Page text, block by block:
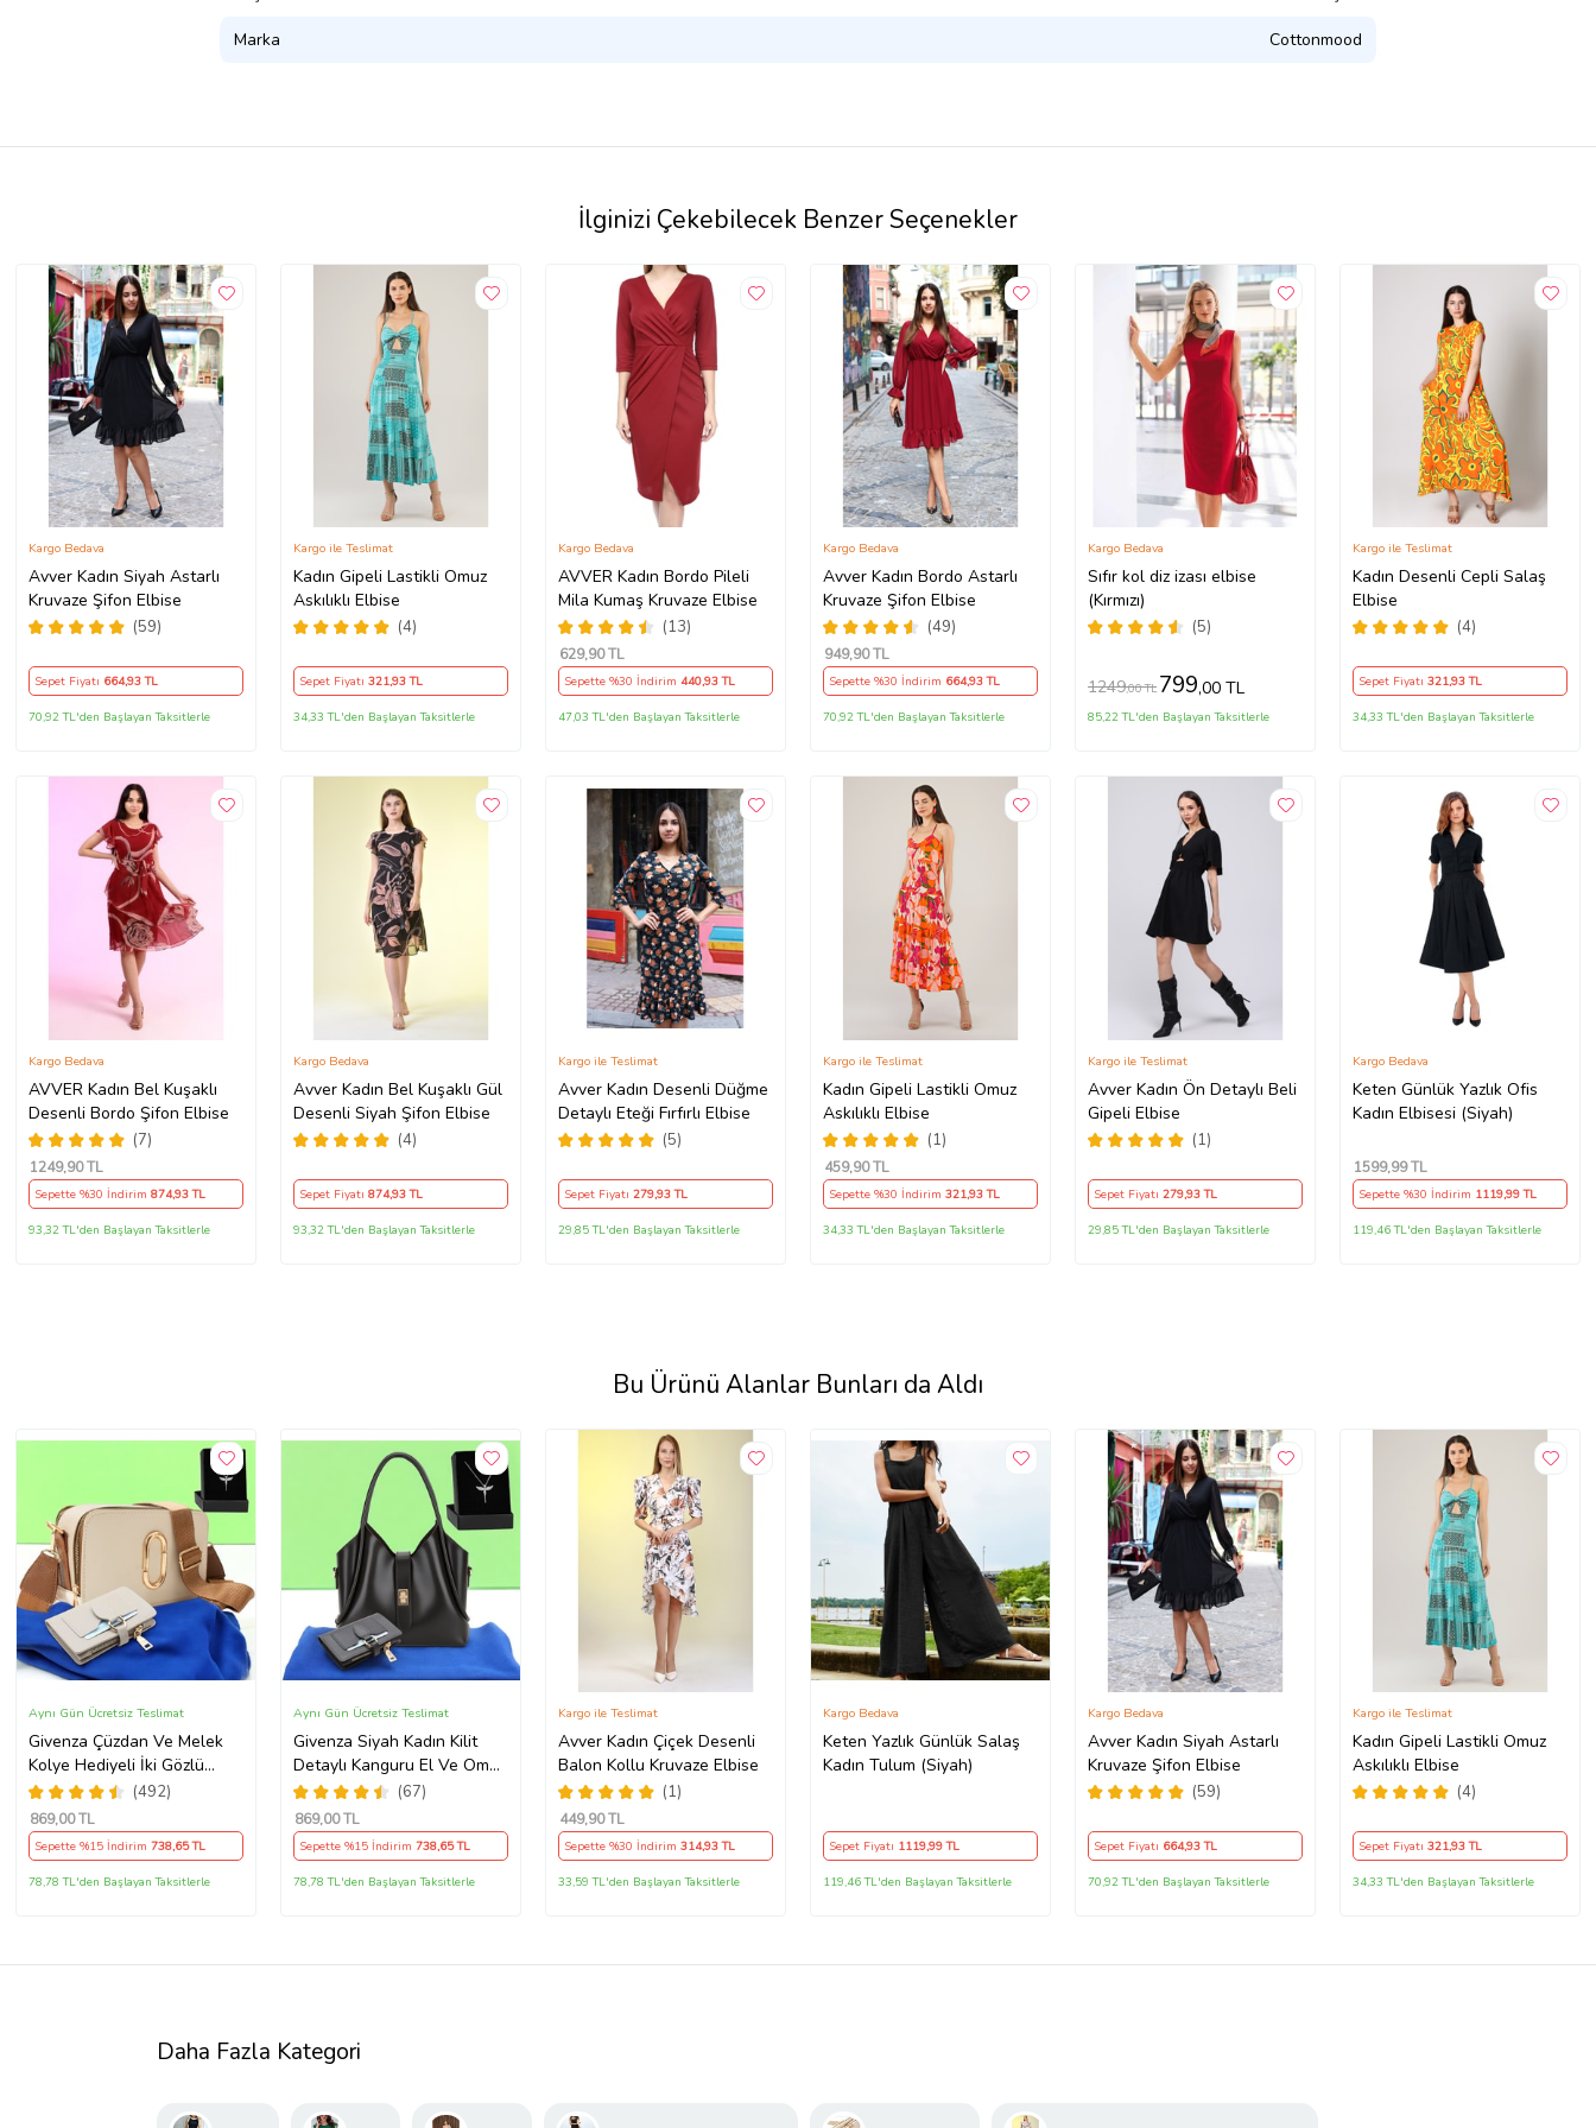
Marka Cottonmood
İlginizi Çekebilecek Benzer Seçenekler
Avver Kadın Siyah Astarlı
Kruvaze Şifon Elbise
(59)
Kargo Bedava
Sepet Fiyatı 664,93 TL
70,92 TL'den Başlayan Taksitlerle
Kadın Gipeli Lastikli Omuz
Askılıklı Elbise
(4)
Kargo ile Teslimat
Sepet Fiyatı 321,93 TL
34,33 TL'den Başlayan Taksitlerle
AVVER Kadın Bordo Pileli
Mila Kumaş Kruvaze Elbise
(13)
Kargo Bedava
629,90 TL
Sepette %30 İndirim 440,93 TL
47,03 TL'den Başlayan Taksitlerle
Avver Kadın Bordo Astarlı
Kruvaze Şifon Elbise
(49)
Kargo Bedava
949,90 TL
Sepette %30 İndirim 664,93 TL
70,92 TL'den Başlayan Taksitlerle
Sıfır kol diz izası elbise
(Kırmızı)
(5)
Kargo Bedava
1249,00 TL 799,00 TL
85,22 TL'den Başlayan Taksitlerle
Kadın Desenli Cepli Salaş
Elbise
(4)
Kargo ile Teslimat
Sepet Fiyatı321,93 TL
34,33 TL'den Başlayan Taksitlerle
AVVER Kadın Bel Kuşaklı
Desenli Bordo Şifon Elbise
(7)
Kargo Bedava
1249,90 TL
Sepette %30 İndirim 874,93 TL
93,32 TL'den Başlayan Taksitlerle
Avver Kadın Bel Kuşaklı Gül
Desenli Siyah Şifon Elbise
(4)
Kargo Bedava
Sepet Fiyatı 874,93 TL
93,32 TL'den Başlayan Taksitlerle
Avver Kadın Desenli Düğme
Detaylı Eteği Fırfırlı Elbise
(5)
Kargo ile Teslimat
Sepet Fiyatı 279,93 TL
29,85 TL'den Başlayan Taksitlerle
Kadın Gipeli Lastikli Omuz
Askılıklı Elbise
(1)
Kargo ile Teslimat
459,90 TL
Sepette %30 İndirim 321,93 TL
34,33 TL'den Başlayan Taksitlerle
Avver Kadın Ön Detaylı Beli
Gipeli Elbise
(1)
Kargo ile Teslimat
Sepet Fiyatı279,93 TL
29,85 TL'den Başlayan Taksitlerle
Keten Günlük Yazlık Ofis
Kadın Elbisesi (Siyah)
Kargo Bedava
1599,99 TL
Sepette %30 İndirim 1119,99 TL
119,46 TL'den Başlayan Taksitlerle
Bu Ürünü Alanlar Bunları da Aldı
Givenza Çüzdan Ve Melek
Kolye Hediyeli İki Gözlü
Cepli El Omuz Çanta (Krem)
(492)
Aynı Gün Ücretsiz Teslimat
869,00 TL
Sepette %15 İndirim 738,65 TL
78,78 TL'den Başlayan Taksitlerle
Givenza Siyah Kadın Kilit
Detaylı Kanguru El Ve Omuz
Çantası Yavru Çantalı
Cüzdan Ve Kolye Hediyeli
(67)
Aynı Gün Ücretsiz Teslimat
869,00 TL
Sepette %15 İndirim 738,65 TL
78,78 TL'den Başlayan Taksitlerle
Avver Kadın Çiçek Desenli
Balon Kollu Kruvaze Elbise
(1)
Kargo ile Teslimat
449,90 TL
Sepette %30 İndirim 314,93 TL
33,59 TL'den Başlayan Taksitlerle
Keten Yazlık Günlük Salaş
Kadın Tulum (Siyah)
Kargo Bedava
Sepet Fiyatı 1119,99 TL
119,46 TL'den Başlayan Taksitlerle
Avver Kadın Siyah Astarlı
Kruvaze Şifon Elbise
(59)
Kargo Bedava
Sepet Fiyatı 664,93 TL
70,92 TL'den Başlayan Taksitlerle
Kadın Gipeli Lastikli Omuz
Askılıklı Elbise
(4)
Kargo ile Teslimat
Sepet Fiyatı321,93 TL
34,33 TL'den Başlayan Taksitlerle
Daha Fazla Kategori